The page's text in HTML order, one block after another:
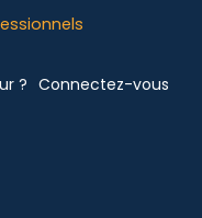
? Connectez-vous